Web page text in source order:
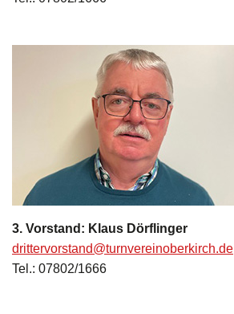
3. Vorstand: Klaus Dörflinger
drittervorstand@turnvereinoberkirch.de
Tel.: 07802/1666